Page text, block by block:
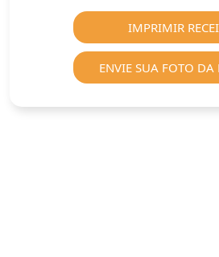
IMPRIMIR
ENVIE SUA FOTO DA